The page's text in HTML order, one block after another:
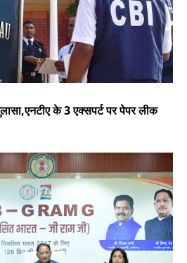
अभियान का किया शुभारंभ